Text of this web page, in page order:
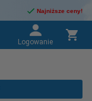
Najniższe ceny!
Logowanie